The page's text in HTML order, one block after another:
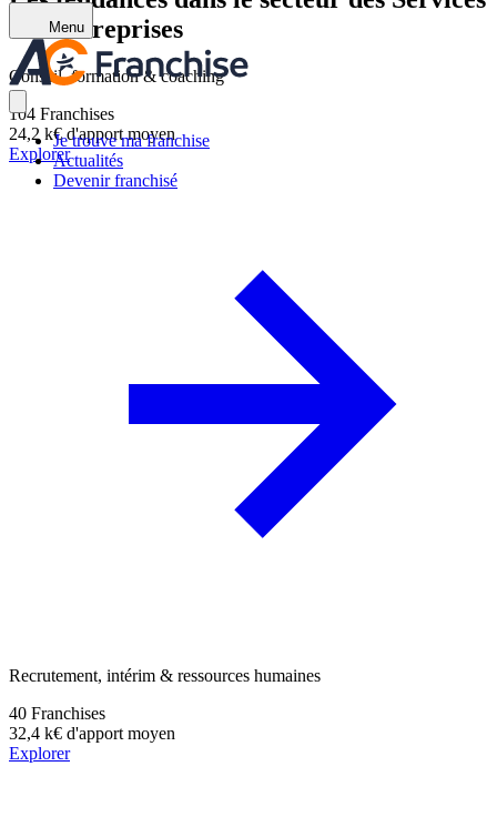
Menu
Je trouve ma franchise
Actualités
Devenir franchisé
aux entreprises
Conseil, formation & coaching
104 Franchises
24,2 k€d'apport moyen
Explorer
Recrutement, intérim & ressources humaines
40 Franchises
32,4 k€ d'apport moyen
Explorer